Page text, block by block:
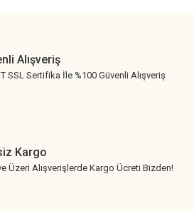
Alışveriş
SSL Sertifika İle %100 Güvenli Alışveriş
Kargo
Üzeri Alışverişlerde Kargo Ücreti Bizden!